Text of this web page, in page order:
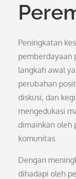
Peningkatan
pemberdayaan
langkah awal
perubahan
diskusi, dan
mengedukasi
dimainkan oleh
komunitas.
Dengan
dihadapi oleh